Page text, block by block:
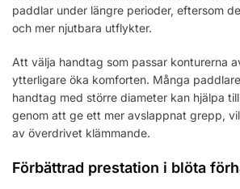
paddlar under längre perioder, eftersom
och mer njutbara utflykter.
Att välja handtag som passar konturerna
ytterligare öka komforten. Många
handtag med större diameter kan hjälpa
genom att ge ett mer avslappnat grepp,
av överdrivet klämmande.
Förbättrad prestation i blöta